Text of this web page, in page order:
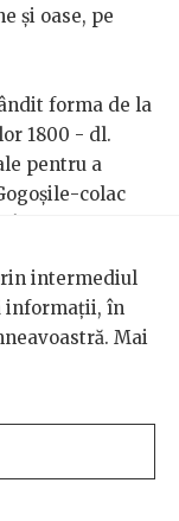
și oase, pe
forma de la
1800 - dl.
pentru a
colac
through life
not the
vă ofer
ce treci prin
intermediul
informații, în
Mai